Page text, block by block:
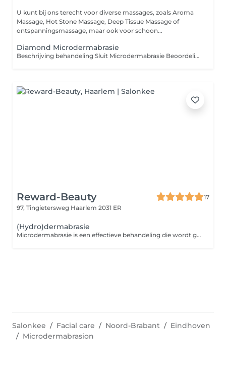
U kunt bij ons terecht voor diverse massages, zoals Aroma
Massage, Hot Stone Massage, Deep Tissue Massage of
ontspanningsmassage, maar ook voor schoon...
Diamond Microdermabrasie
Beschrijving behandeling Sluit Microdermabrasie Beoordeling behandeling 5,0 1 review Toon 1 reviews van deze behandeling... Over deze behandeling Microdermabrasie is een intensieve peeling die zorgt voor een gladdere en egalere huid. Met behulp van een apparaatje dat microkristallen op de huid blaast en meteen weer opzuigt, wordt als het ware een laagje van de huid afgeschaafd. Hierdoor wordt de huid niet alleen grondig gereinigd en ontdaan van dode huidcellen, maar worden ook de doorbloeding en celvernieuwing gestimuleerd. Deze behandeling bestaat uit: Huidanalyse Reinigen Stomen Diepte reiniging Diamant peeling Epileren Bindweefsel massage Alginate + vitamin C + masker Verzorgende crème en zonnecrème Ampul serum met ultrasoon (opent de poriën zodat de producten goed in de huid kunnen trekken)
Reward-Beauty
17
97, Tingietersweg Haarlem 2031 ER
(Hydro)dermabrasie
Microdermabrasie is een effectieve behandeling die wordt gebruikt om de huid te verbeteren en te verjongen. Tijdens de behandeling wordt een speciaal apparaat gebruikt om een gecontroleerde afschilfering van de bovenste laag van de huid te bereiken. Dit proces verwijdert dode huidcellen en stimuleert tegelijkertijd de doorbloeding en celvernieuwing, waardoor de huid gladder en egaler wordt. Hoewel microdermabrasie zorgt voor zichtbare resultaten na elke behandeling, is een kuurverband van 3 tot 6 behandelingen vaak nodig om het gewenste resultaat te bereiken. Deze behandeling is bijzonder geschikt voor mensen met een onzuivere huid, grove poriën, een ongelijkmatige huidstructuur, acne littekens, rokershuid, pigmentvlekken, fijne rimpels en tekenen van huidveroudering. Voor meer intensieve huidverbetering kunnen wij bij Reward-Beauty ook TCA-behandelingen aanbieden. TCA (trichloorazijnzuur) is een krachtige peeling die dieper in de huid doordringt en effectief is bij het verminderen van pigmentvlekken, fijne lijntjes, en het verbeteren van de algehele huidtextuur. Deze behandelingen worden op maat gemaakt om aan de specifieke behoeften van uw huid te voldoen en worden uitgevoerd onder begeleiding van onze ervaren huidexperts.
Salonkee Facial care Noord-Brabant
Eindhoven
Microdermabrasion